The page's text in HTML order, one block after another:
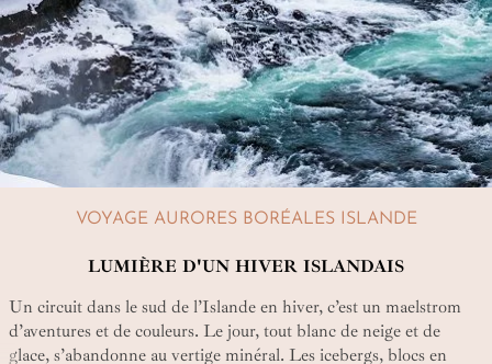
VOYAGE AURORES BORÉALES ISLANDE
LUMIÈRE D'UN HIVER ISLANDAIS
Un circuit dans le sud de l’Islande en hiver, c’est un maelstrom
d’aventures et de couleurs. Le jour, tout blanc de neige et de
glace, s’abandonne au vertige minéral. Les icebergs, blocs en